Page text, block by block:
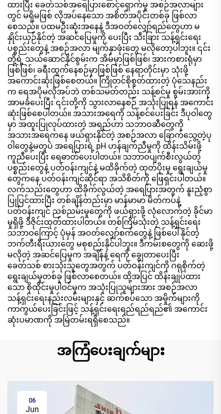
မှု တိုးတက်မှုအတွက်
ထားပြီး ခေတ်သစ်အရေပြားစောင့်ရှောက်မှု အစဉ်အလာများ
တွင် မရှိမဖြစ် လိုအပ်နေသော အစိတ်အပိုင်းတစ်ခု ဖြစ်လာ
စေသည်။ ပထမဦးဆုံးအနေနဲ့ ဒီအဝတ်လျှော်ရည်တွေဟာ မ
နှိုင်းယှဉ်နိုင်တဲ့ အဆင်ပြေမှုကို ပေးပြီး သီးခြား သန့်ရှင်းရေး
ပစ္စည်းတွေနဲ့ အစဉ်အလာ မျက်နှာဖုံးတွေ မလိုတော့ပါဘူး။ ၎င်း
တို့ရဲ့ သယ်ဆောင်နိုင်စွမ်းက အိမ်မှာဖြစ်ဖြစ်၊ အားကစားရုံမှာ
ဖြစ်ဖြစ်၊ ခရီးထွက်နေစဉ်မှာဖြစ်ဖြစ် နေရာတိုင်းမှာ သုံးဖို့
အကောင်းဆုံးဖြစ်စေတယ်။ ကြိုတင်စိုစွတ်ထားတဲ့ ပုံသေနည်း
က ရေအပိုမလိုအပ်ဘဲ တစ်သမတ်တည်း သန့်စင်မှု စွမ်းအားကို
အာမခံပေးပြီး ၎င်းတို့ကို သွားလာနေစဉ် အသုံးပြုရန် အကောင်း
ဆုံးဖြစ်စေပါတယ်။ အသားအရေကို သန့်စင်ပေးခြင်း ဒီပုဝါတွေ
မှာ အထူးပြုလုပ်ထားတဲ့ အရည်ဟာ သဘာဝဆီတွေကို
အသားအရေကနေ ဖယ်ရှားနိုင်တဲ့ အစဉ်အလာ ခြောက်သွေ့တဲ့ပု
ဝါတွေနဲ့မတူပဲ အရေပြားရဲ့ pH ဟန်ချက်ညီမှုကို ထိန်းသိမ်းဖို့
ကူညီပေးပြီး ရေဓာတ်ပေးပါတယ်။ သဘာဝပျက်စီးလွယ်တဲ့
ပစ္စည်းတွေနဲ့ ပတ်ဝန်းကျင်နဲ့ မထိခိုက်တဲ့ ထုတ်ပိုးမှု ရွေးချယ်မှု
တွေကနေ ပတ်ဝန်းကျင်ဆိုင်ရာ အသိစိတ်ကို ဖြေရှင်းပါတယ်။
လက်သည်းတွေဟာ ထိခိုက်လွယ်တဲ့ အရေပြားအတွက် နူးညံ့စွာ
ပြုပြင်ထားပြီး တစ်ချိန်တည်းမှာ မာန်မာမာ မိတ်ကပ်နဲ့
ပတ်ဝန်းကျင် ညစ်ညမ်းမှုတွေကို ဖယ်ရှားဖို့ လုံလောက်တဲ့ ခိုင်မာ
မှုရှိဖို့ ဒီဇိုင်းထုတ်ထားပါတယ်။ တစ်ကြိမ်သုံးတဲ့ သန့်ရှင်းရေး
သဘာဝကြောင့် ပုံမှန် အဝတ်လျှော်စက်တွေနဲ့ ဖြစ်ပေါ်နိုင်တဲ့
ဘက်တီးရီးယားတွေ မစုစည်းနိုင်ပါဘူး။ ဒီကမ်းစတွေကို ဆေးဖို့
မလိုတဲ့ အဆင်ပြေမှုက အချိန်နဲ့ ရေကို ချွေတာပေးပြီး
ခေတ်သစ် စားသုံးသူတွေအတွက် ပတ်ဝန်းကျင်ကို ဂရုစိုက်တဲ့
ရွေးချယ်မှုတစ်ခု ဖြစ်လာစေတယ်။ ထို့အပြင် ထိန်းချုပ်ထား
သော စိုထိုင်းမှုပါဝင်မှုက အသုံးပြုသူများအား အစဉ်အလာ
သန့်ရှင်းရေးနည်းလမ်းများနှင့် ဆက်စပ်သော အမှိုက်များကို
ကာကွယ်ပေးခြင်းဖြင့် သန့်ရှင်းရေးရည်ရည်ရည်၏ အကောင်း
ဆုံးပမာဏကို အမြဲတမ်းရရှိစေသည်။
အကြံပေးချက်များ
06
Jun